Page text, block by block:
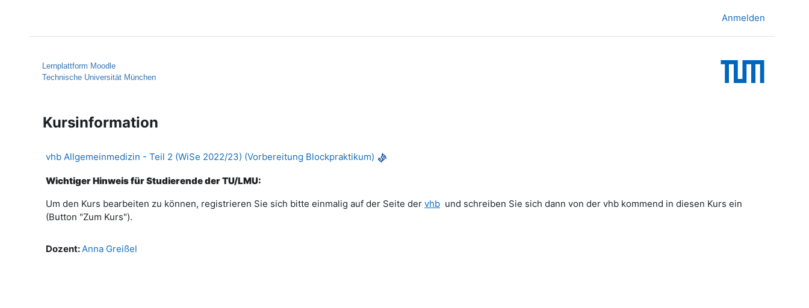
Anmelden
Lernplattform Moodle
Technische Universität München
Kursinformation
vhb Allgemeinmedizin - Teil 2 (WiSe 2022/23) (Vorbereitung Blockpraktikum)
Wichtiger Hinweis für Studierende der TU/LMU:
Um den Kurs bearbeiten zu können, registrieren Sie sich bitte einmalig auf der Seite der vhb und schreiben Sie sich dann von der vhb kommend in diesen Kurs ein
(Button "Zum Kurs").
Dozent:Anna Greißel